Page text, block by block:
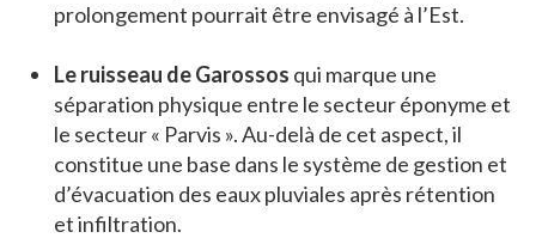
prolongement pourrait être envisagé à l’Est.
Le ruisseau de Garossos qui marque une
séparation physique entre le secteur éponyme et
le secteur « Parvis ». Au-delà de cet aspect, il
constitue une base dans le système de gestion et
d’évacuation des eaux pluviales après rétention
et infiltration.